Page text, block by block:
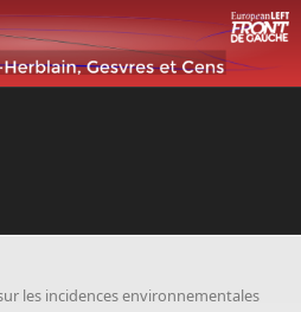
les incidences environnementales